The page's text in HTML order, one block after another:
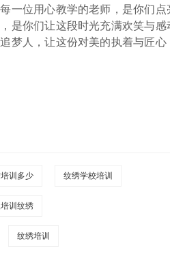
一位用心教学的老师，是你们
是你们让这段时光充满欢笑与
梦人，让这份对美的执着与匠
训多少 纹绣学校培训
训纹绣
纹绣培训